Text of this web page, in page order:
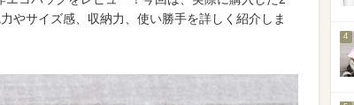
やサイズ感、収納力、使い勝手を詳しく紹介しま
4